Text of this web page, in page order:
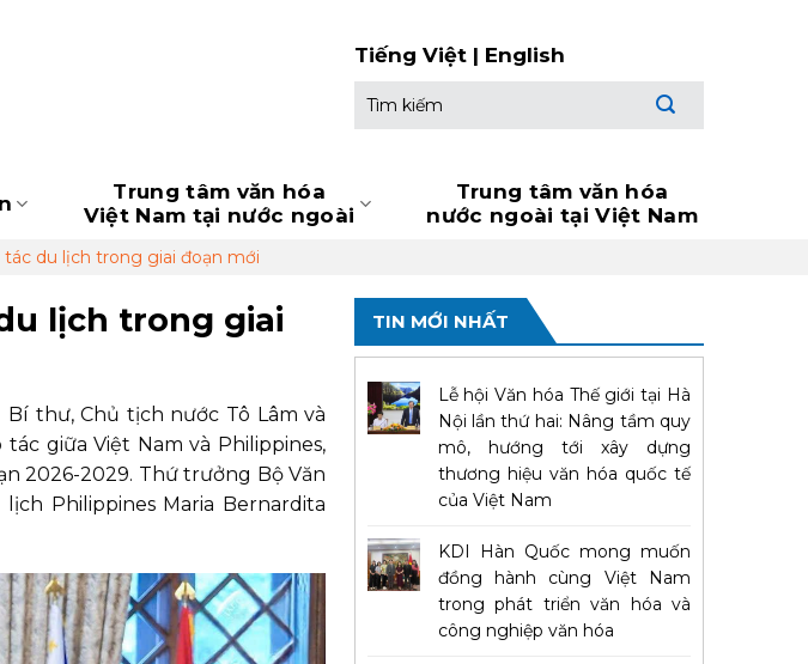
Tiếng Việt| English
kiếm:
Trung tâm văn hóa
Việt Nam tại nước ngoài
Trung tâm văn hóa
nước ngoài tại Việt Nam
du lịch trong giai đoạn mới
lịch trong giai
thư, Chủ tịch nước Tô Lâm và
giữa Việt Nam và Philippines,
2026-2029. Thứ trưởng Bộ Văn
Philippines Maria Bernardita
TIN MỚI NHẤT
Lễ hội Văn hóa Thế giới tại Hà
Nội lần thứ hai: Nâng tầm quy
mô, hướng tới xây dựng
thương hiệu văn hóa quốc tế
của Việt Nam
KDI Hàn Quốc mong muốn
đồng hành cùng Việt Nam
trong phát triển văn hóa và
công nghiệp văn hóa